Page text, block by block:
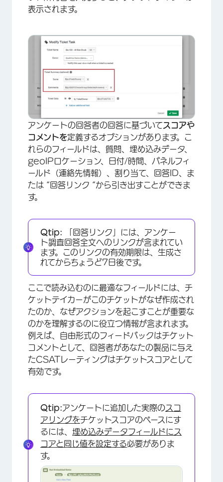
×
表示されます。
アンケートの回答者の回答に基づいてスコアや
コメントを定義するオプションがあります。こ
れらのフィールドは、質問、埋め込みデータ、
geoIPロケーション、日付/時間、パネルフィ
ールド（連絡先情報）、割り当て、回答ID、ま
たは “回答リンク “から引き出すことができま
す。
Qtip:
「回答リンク」には、アンケー
ト調査回答全文へのリンクが含まれてい
ます。このリンクの有効期限は、生成さ
れてからちょうど7日後です。
ここで読み込むのに最適なフィールドには、チ
ケットテイカーがこのチケットがなぜ作成され
たのか、なぜアクションを起こすことが重要な
のかを理解するのに役立つ情報が含まれます。
例えば、自由形式のフィードバックはチケット
コメントとして、回答者があなたの製品に与え
たCSATレーティングはチケットスコアとして
有効です。
Qtip:アンケートに追加した実際のスコ
アリングをチケットスコアのベースにす
るには、 埋め込みデータフィールドにス
コアと同じ値を設定する必要がありま
す。